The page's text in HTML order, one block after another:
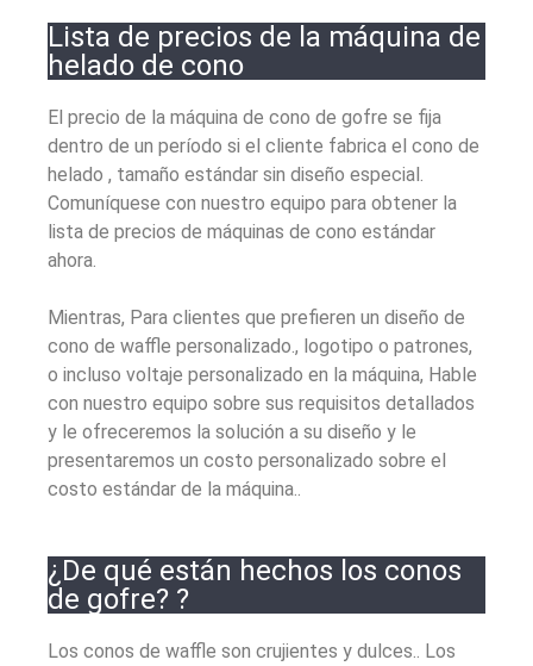
Lista de precios de la máquina de
helado de cono
El precio de la máquina de cono de gofre se fija
dentro de un período si el cliente fabrica el cono de
helado , tamaño estándar sin diseño especial.
Comuníquese con nuestro equipo para obtener la
lista de precios de máquinas de cono estándar
ahora.
Mientras, Para clientes que prefieren un diseño de
cono de waffle personalizado., logotipo o patrones,
o incluso voltaje personalizado en la máquina, Hable
con nuestro equipo sobre sus requisitos detallados
y le ofreceremos la solución a su diseño y le
presentaremos un costo personalizado sobre el
costo estándar de la máquina..
¿De qué están hechos los conos
de gofre? ?
Los conos de waffle son crujientes y dulces.. Los